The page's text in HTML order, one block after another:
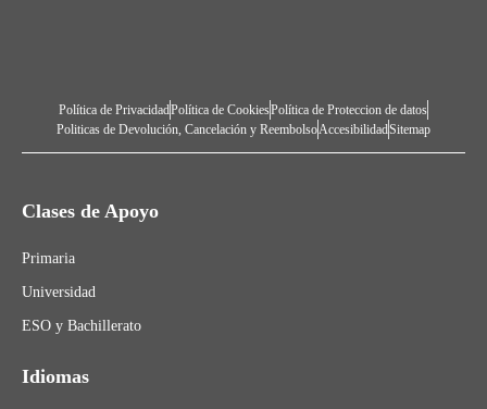
Política de PrivacidadPolítica de CookiesPolítica de Proteccion de datos
Politicas de Devolución, Cancelación y ReembolsoAccesibilidadSitemap
Clases de Apoyo
Primaria
Universidad
ESO y Bachillerato
Idiomas